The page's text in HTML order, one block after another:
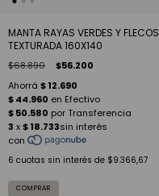
MANTA RAYAS VERDES Y FLECOS
TEXTURADA 160X140
$68.890 $56.200
6 cuotas sin interés de $9.366,67